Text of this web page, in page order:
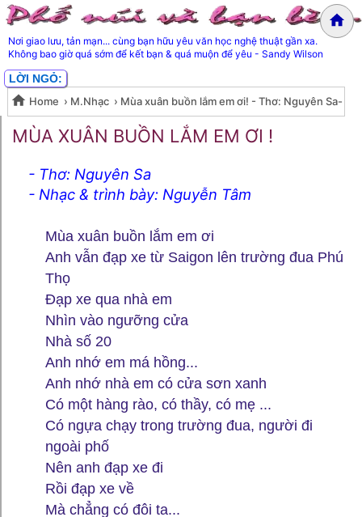
Nơi giao lưu, tản mạn... cùng bạn hữu yêu văn học nghệ thuật gần xa.
Không bao giờ quá sớm để kết bạn & quá muộn để yêu - Sandy Wilson
LỜI NGỎ:
Home › M.Nhạc › Mùa xuân buồn lắm em ơi! - Thơ: Nguyên Sa-
Nhạc & trình bày: Nguyễn Tâm
Mùa xuân buồn lắm em ơi! - Thơ:
Nguyên Sa- Nhạc & trình bày:
Nguyễn Tâm
MÙA XUÂN BUỒN LẮM EM ƠI !
- Thơ: Nguyên Sa
- Nhạc & trình bày: Nguyễn Tâm
Mùa xuân buồn lắm em ơi
Anh vẫn đạp xe từ Saigon lên trường đua Phú
Thọ
Đạp xe qua nhà em
Nhìn vào ngưỡng cửa
Nhà số 20
Anh nhớ em má hồng...
Anh nhớ nhà em có cửa sơn xanh
Có một hàng rào, có thầy, có mẹ ...
Có ngựa chạy trong trường đua, người đi
ngoài phố
Nên anh đạp xe đi
Rồi đạp xe về
Mà chẳng có đôi ta...